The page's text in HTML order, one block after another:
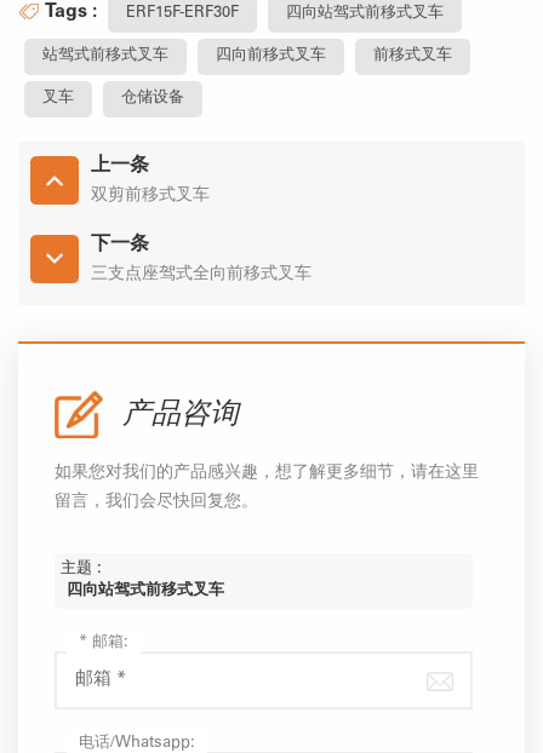
Tags : ERF15F-ERF30F 四向站驾式前移式叉车
站驾式前移式叉车 四向前移式叉车 前移式叉车
叉车 仓储设备
上一条
双剪前移式叉车
下一条
三支点座驾式全向前移式叉车
产品咨询
如果您对我们的产品感兴趣，想了解更多细节，请在这里
留言，我们会尽快回复您。
主题 :
四向站驾式前移式叉车
* 邮箱:
电话/Whatsapp: